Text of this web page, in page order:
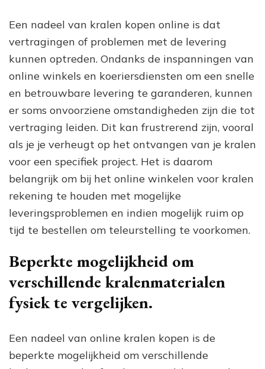
Een nadeel van kralen kopen online is dat
vertragingen of problemen met de levering
kunnen optreden. Ondanks de inspanningen van
online winkels en koeriersdiensten om een snelle
en betrouwbare levering te garanderen, kunnen
er soms onvoorziene omstandigheden zijn die tot
vertraging leiden. Dit kan frustrerend zijn, vooral
als je je verheugt op het ontvangen van je kralen
voor een specifiek project. Het is daarom
belangrijk om bij het online winkelen voor kralen
rekening te houden met mogelijke
leveringsproblemen en indien mogelijk ruim op
tijd te bestellen om teleurstelling te voorkomen.
Beperkte mogelijkheid om
verschillende kralenmaterialen
fysiek te vergelijken.
Een nadeel van online kralen kopen is de
beperkte mogelijkheid om verschillende